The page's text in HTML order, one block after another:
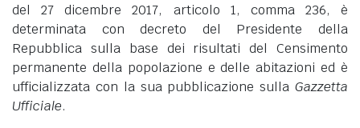
del 27 dicembre 2017, articolo 1, comma 236, è
determinata con decreto del Presidente della
Repubblica sulla base dei risultati del Censimento
permanente della popolazione e delle abitazioni ed è
ufficializzata con la sua pubblicazione sulla Gazzetta
Ufficiale.